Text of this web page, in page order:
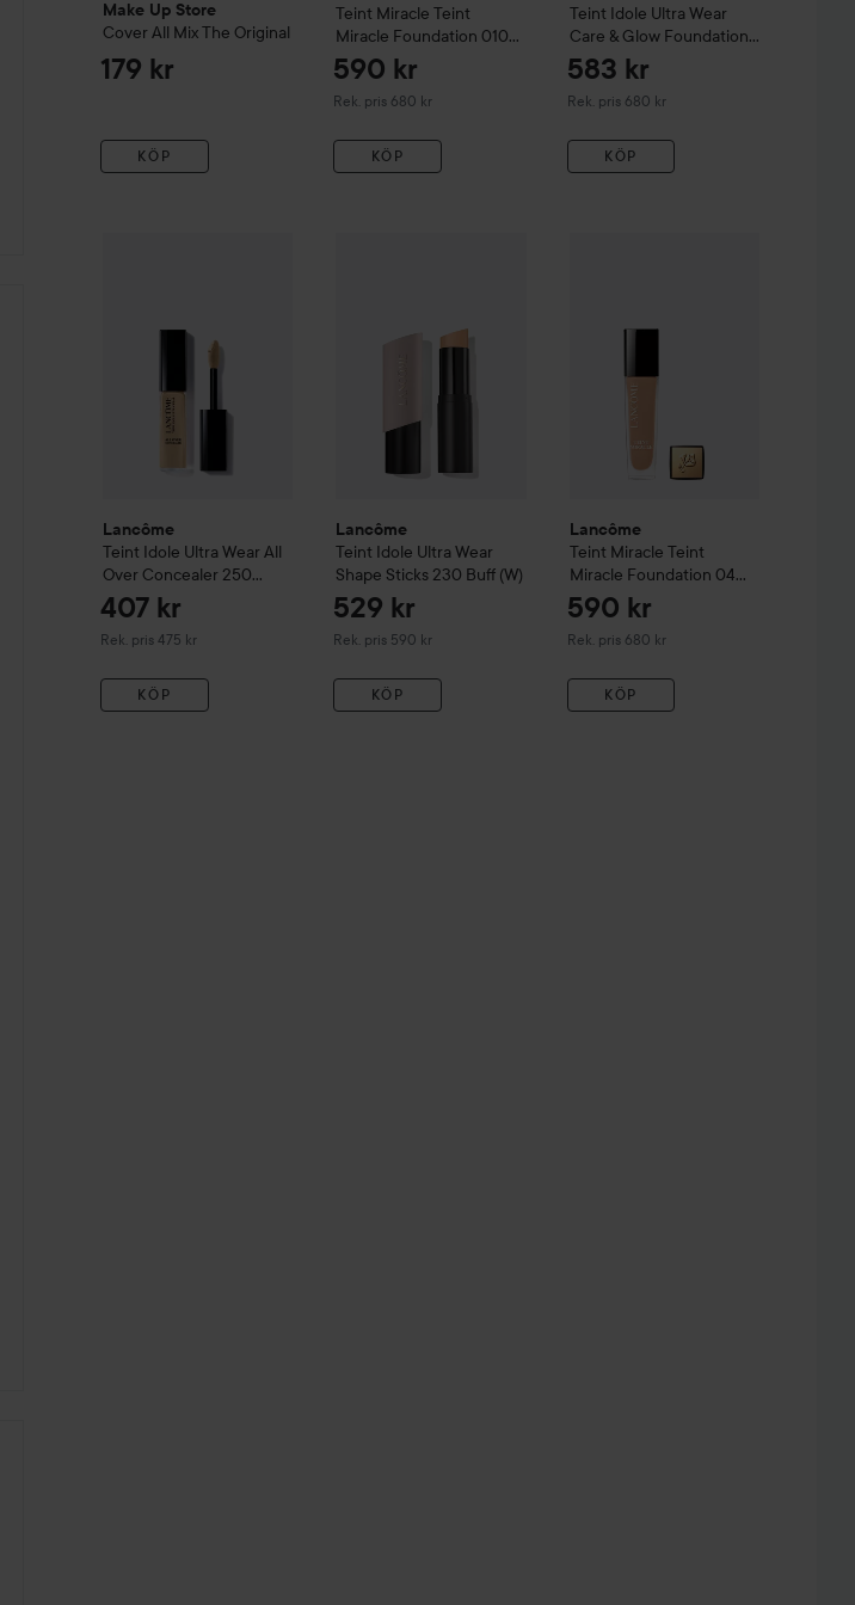
Make Up Store
Cover All MixThe Original
179 kr
KÖP
Teint Miracle Teint
Miracle Foundation 010
Beige Porcelaine
590 kr
Rek. pris 680 kr
Rekommenderat pris 680 kr
KÖP
Teint Idole Ultra Wear
Care & Glow Foundation
120N
583 kr
Rek. pris 680 kr
Rekommenderat pris 680 kr
KÖP
Lancôme
Teint Idole Ultra Wear All
Over Concealer 250
Bisque W 025
407 kr
Rek. pris 475 kr
Rekommenderat pris 475 kr
KÖP
Lancôme
Teint Idole Ultra Wear
Shape Sticks 230 Buff (W)
529 kr
Rek. pris 590 kr
Rekommenderat pris 590 kr
KÖP
Lancôme
Teint Miracle Teint
Miracle Foundation 04
Beige Nature
590 kr
Rek. pris 680 kr
Rekommenderat pris 680 kr
KÖP